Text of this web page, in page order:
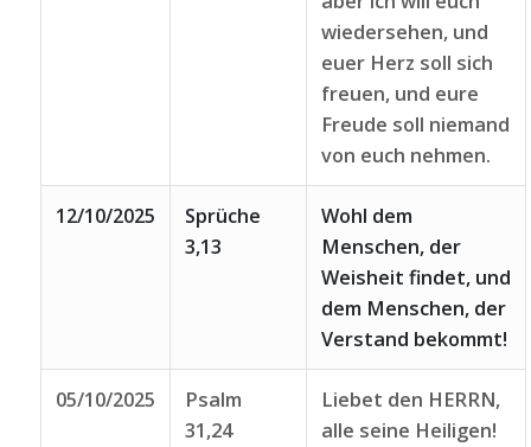
wiedersehen, und
euer Herz soll sich
freuen, und eure
Freude soll niemand
von euch nehmen.
12/10/2025
Sprüche
3,13
Wohl dem
Menschen, der
Weisheit findet, und
dem Menschen, der
Verstand bekommt!
05/10/2025
Psalm
31,24
Liebet den HERRN,
alle seine Heiligen!